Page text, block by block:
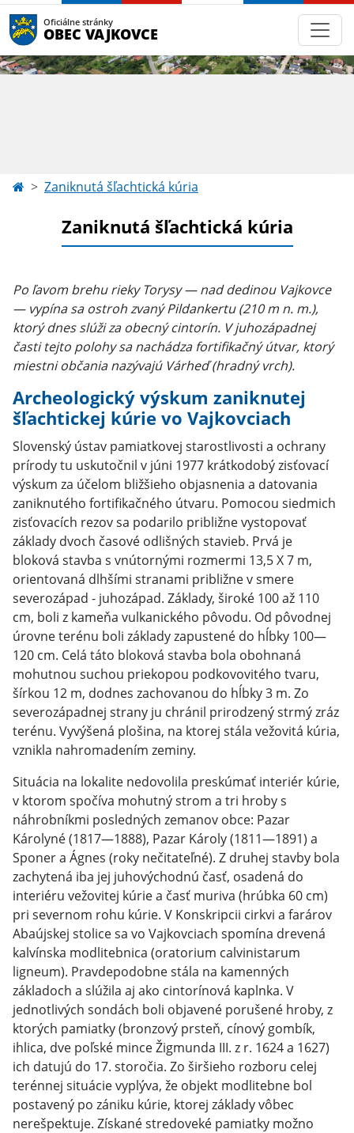
Oficiálne stránky
OBEC VAJKOVCE
Zaniknutá šľachtická kúria
Zaniknutá šľachtická kúria
Po ľavom brehu rieky Torysy — nad dedinou Vajkovce
— vypína sa ostroh zvaný Pildankertu (210 m n. m.),
ktorý dnes slúži za obecný cintorín. V juhozápadnej
časti tejto polohy sa nachádza fortifikačný útvar, ktorý
miestni občania nazývajú Várheď (hradný vrch).
Archeologický výskum zaniknutej
šľachtickej kúrie vo Vajkovciach
Slovenský ústav pamiatkovej starostlivosti a ochrany
prírody tu uskutočnil v júni 1977 krátkodobý zisťovací
výskum za účelom bližšieho objasnenia a datovania
zaniknutého fortifikačného útvaru. Pomocou siedmich
zisťovacích rezov sa podarilo približne vystopovať
základy dvoch časové odlišných stavieb. Prvá je
bloková stavba s vnútornými rozmermi 13,5 X 7 m,
orientovaná dlhšími stranami približne v smere
severozápad - juhozápad. Základy, široké 100 až 110
cm, boli z kameňa vulkanického pôvodu. Od pôvodnej
úrovne terénu boli základy zapustené do hĺbky 100—
120 cm. Celá táto bloková stavba bola obohnaná
mohutnou suchou priekopou podkovovitého tvaru,
šírkou 12 m, dodnes zachovanou do hĺbky 3 m. Zo
severozápadnej strany ju chránil prirodzený strmý zráz
terénu. Vyvýšená plošina, na ktorej stála vežovitá kúria,
vznikla nahromadením zeminy.
Situácia na lokalite nedovolila preskúmať interiér kúrie,
v ktorom spočíva mohutný strom a tri hroby s
náhrobníkmi posledných zemanov obce: Pazar
Károlyné (1817—1888), Pazar Károly (1811—1891) a
Sponer a Ágnes (roky nečitateľné). Z druhej stavby bola
zachytená iba jej juhovýchodnú časť, osadená do
interiéru vežovitej kúrie a časť muriva (hrúbka 60 cm)
pri severnom rohu kúrie. V Konskripcii cirkvi a farárov
Abaújskej stolice sa vo Vajkovciach spomína drevená
kalvínska modlitebnica (oratorium calvinistarum
ligneum). Pravdepodobne stála na kamenných
základoch a slúžila aj ako cintorínová kaplnka. V
jednotlivých sondách boli objavené porušené hroby, z
ktorých pamiatky (bronzový prsteň, cínový gombík,
ihlica, dve poľské mince Žigmunda III. z r. 1624 a 1627)
ich datujú do 17. storočia. Zo širšieho rozboru celej
terénnej situácie vyplýva, že objekt modlitebne bol
postavený po zániku kúrie, ktorej základy vôbec
nerešpektuje. Získané stredoveké pamiatky možno